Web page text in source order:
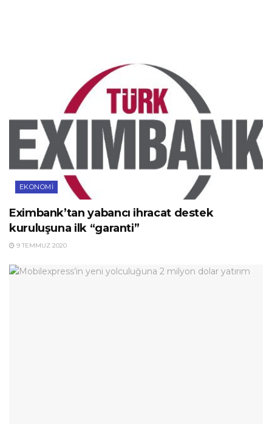
EKONOMI
Eximbank’tan yabancı ihracat destek
kuruluşuna ilk “garanti”
9 TEMMUZ 2020